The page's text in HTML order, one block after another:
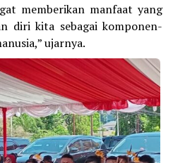
memberikan manfaat yang
diri kita sebagai komponen-
ujarnya.